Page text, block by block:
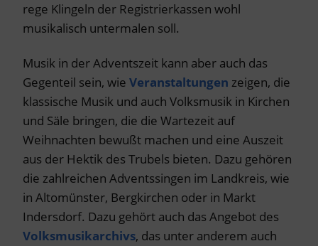
rege Klingeln der Registrierkassen wohl
musikalisch untermalen soll.
Musik in der Adventszeit kann aber auch das
Gegenteil sein, wie Veranstaltungen zeigen, die
klassische Musik und auch Volksmusik in Kirchen
und Säle bringen, die die Wartezeit auf
Weihnachten bewußt machen und eine Auszeit
aus der Hektik des Trubels bieten. Dazu gehören
die zahlreichen Adventssingen im Landkreis, wie
in Altomünster, Bergkirchen oder in Markt
Indersdorf. Dazu gehört auch das Angebot des
Volksmusikarchivs, das unter anderem auch